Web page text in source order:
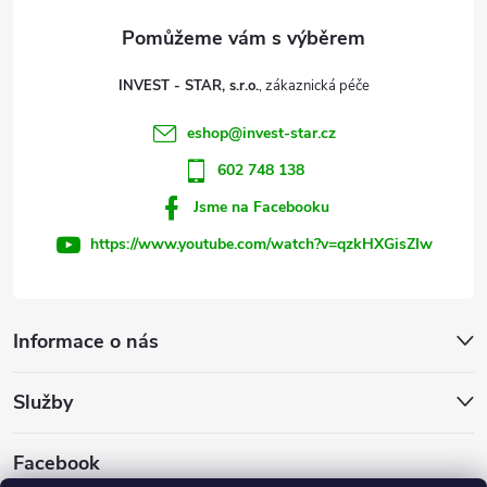
Informace o nás
Služby
Facebook
INVEST - STAR, s.r.o.
eshop@invest-star.cz
602 748 138
Jsme na Facebooku
https://www.youtube.com/watch?v=qzkHXGisZIw